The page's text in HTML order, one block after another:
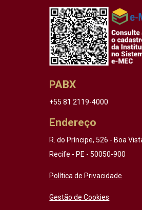
PABX
+55 81 2119-4000
Endereço
R. do Príncipe, 526 - Boa
Recife - PE - 50050-900
Política de Privacidade
Gestão de Cookies